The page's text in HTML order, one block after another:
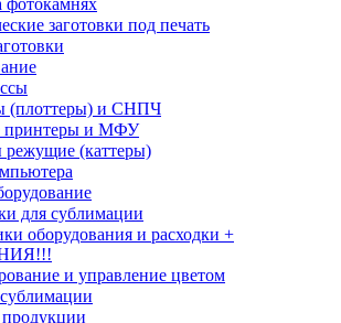
заготовки под печать
(плоттеры) и СНПЧ
принтеры и МФУ
(каттеры)
для сублимации
оборудования и расходки +
и управление цветом